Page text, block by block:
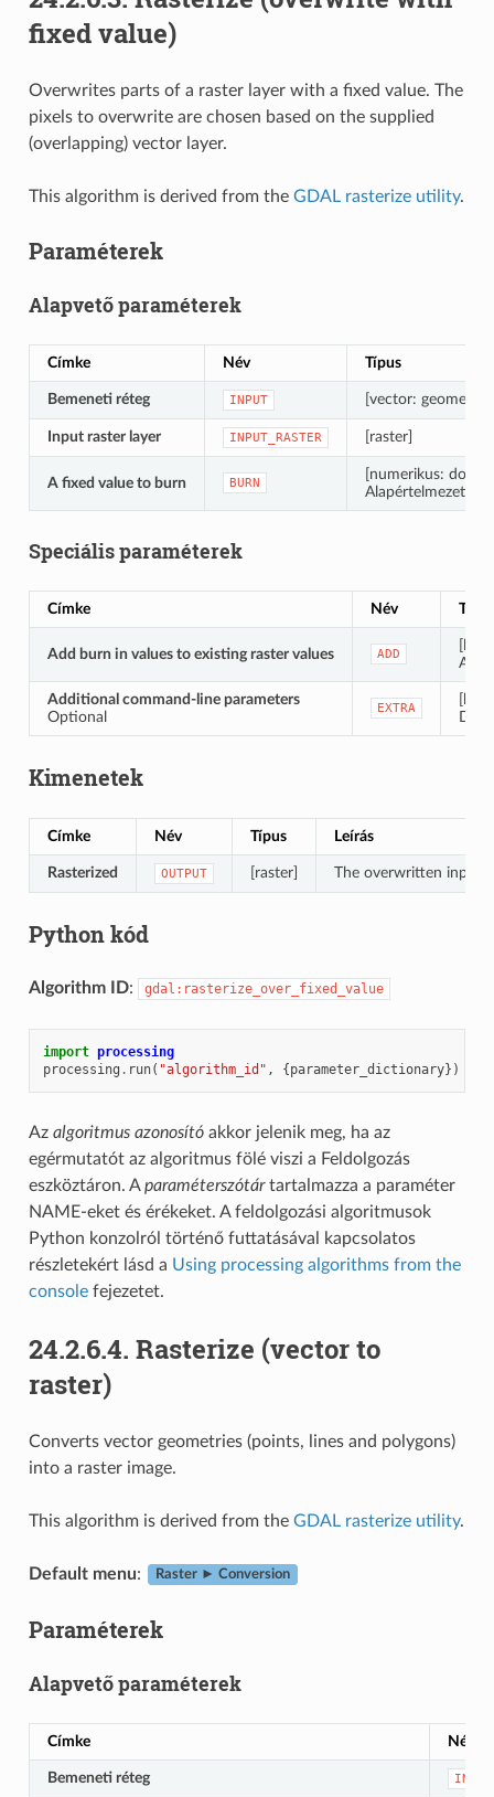
fixed value)
Overwrites parts of a raster layer with a fixed value. The
pixels to overwrite are chosen based on the supplied
(overlapping) vector layer.
This algorithm is derived from the GDAL rasterize utility.
Paraméterek
Alapvető paraméterek
Címke Név Típus
Bemeneti réteg INPUT [vector: geometry]
Input raster layer INPUT_RASTER [raster]
A fixed value to burn BURN
[numerikus:
Alapértelmezett:
Speciális paraméterek
Címke Név Típus
Add burn in values to existing raster values ADD
Additional command-line parameters
Optional
EXTRA
Kimenetek
Címke Név Típus Leírás
Rasterized OUTPUT [raster] The overwritten input
Python kód
Algorithm ID: gdal:rasterize_over_fixed_value
import processing
processing . run( "algorithm_id" , {parameter_dictionary})
Az algoritmus azonosítóakkor jelenik meg, ha az
egérmutatót az algoritmus fölé viszi a Feldolgozás
eszköztáron. Aparaméterszótártartalmazza a paraméter
NAME-eket és érékeket. A feldolgozási algoritmusok
Python konzolról történő futtatásával kapcsolatos
részletekért lásd a Using processing algorithms from the
consolefejezetet.
24.2.6.4. Rasterize (vector to
raster)
Converts vector geometries (points, lines and polygons)
into a raster image.
This algorithm is derived from the GDAL rasterize utility.
Default menu: Raster ► Conversion
Paraméterek
Alapvető paraméterek
Címke Név
Bemeneti réteg INPUT